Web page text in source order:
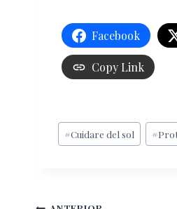
Facebook
Copy Link
Etiquetas
de
#Cuidare del sol #